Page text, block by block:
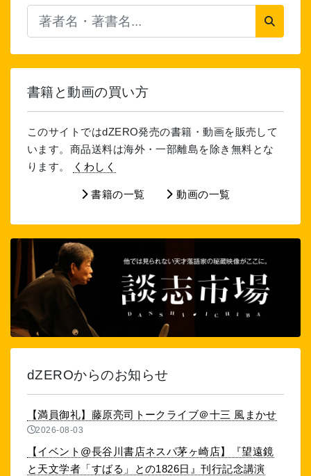
書籍と動画の買い方
このサイトではdZERO発売の書籍・動画を販売して
います。商品送料は海外・一部離島を除き無料とな
ります。
くわしく
書籍の一覧 動画の一覧
dZEROからのお知らせ
【満員御礼】藤原亮司トークライブ＠十三 風まかせ
2026-08-03
【イベント@長谷川書店ネスパ茅ヶ崎店】『望遠鏡
と天文学者「すばる」との1826日』刊行記念講演